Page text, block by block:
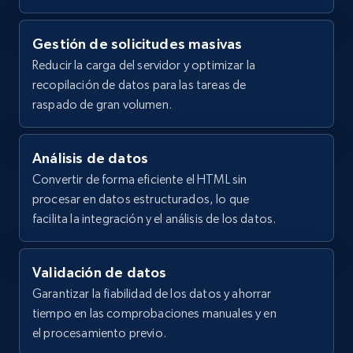
using specified keywords
Sku, Product id, Product name, Manufacturer,
and more.
2.1K+ 355+
Home Depot US - Discover products by
specified URL
Sku, Product id, Product name, Manufacturer,
and more.
2.1K+ 355+ Prueba gratuita
    "url":
acid-resurfacing-gel-10",
    "item_id": "NATR-10026",
    "variant_id": "NATR-10026",
10%",
    "description": "Our AHA exfoliating gel
and natural fruit acids that resurface skin
to impro...",
    "product_category": "Home \u003E
Glycolic Acid Resurfacing Gel 10%"
  {
    "timestamp": "2026-08-03",
    "url":
"https:\/\/naturium.com\/products\/phyto-
glow-lip-balm-crimson",
Gestión de solicitudes masivas
Reducir la carga del servidor y optimizar la
recopilación de datos para las tareas de
raspado de gran volumen.
Análisis de datos
Convertir de forma eficiente el HTML sin
procesar en datos estructurados, lo que
facilita la integración y el análisis de los datos.
Validación de datos
Garantizar la fiabilidad de los datos y ahorrar
tiempo en las comprobaciones manuales y en
el procesamiento previo.